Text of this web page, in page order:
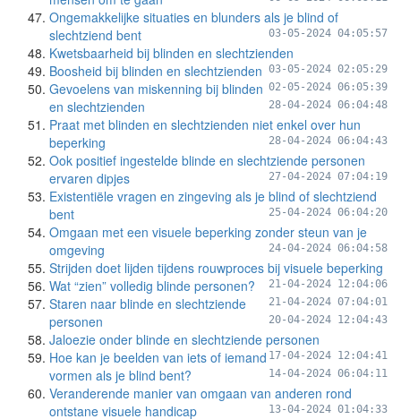
Ongemakkelijke situaties en blunders als je blind of
slechtziend bent
03-05-2024 04:05:57
Kwetsbaarheid bij blinden en slechtzienden
03-05-2024 02:05:29
Boosheid bij blinden en slechtzienden
02-05-2024 06:05:39
Gevoelens van miskenning bij blinden
en slechtzienden
28-04-2024 06:04:48
Praat met blinden en slechtzienden niet enkel over hun
beperking
28-04-2024 06:04:43
Ook positief ingestelde blinde en slechtziende personen
ervaren dipjes
27-04-2024 07:04:19
Existentiële vragen en zingeving als je blind of slechtziend
bent
25-04-2024 06:04:20
Omgaan met een visuele beperking zonder steun van je
omgeving
24-04-2024 06:04:58
Strijden doet lijden tijdens rouwproces bij visuele beperking
21-04-2024 12:04:06
Wat “zien” volledig blinde personen?
21-04-2024 07:04:01
Staren naar blinde en slechtziende
personen
20-04-2024 12:04:43
Jaloezie onder blinde en slechtziende personen
17-04-2024 12:04:41
Hoe kan je beelden van iets of iemand
vormen als je blind bent?
14-04-2024 06:04:11
Veranderende manier van omgaan van anderen rond
ontstane visuele handicap
13-04-2024 01:04:33